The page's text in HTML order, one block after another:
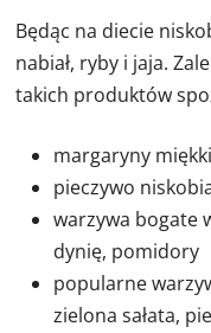
Będąc na diecie
nabiał, ryby i jaja.
takich produktów
margaryny
pieczywo
warzywa bogate
dynię, pomidory
popularne
zielona sałata,